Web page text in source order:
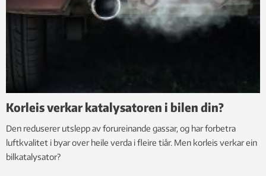
Korleis verkar katalysatoren i bilen din?
Den reduserer utslepp av forureinande gassar, og har forbetra
luftkvalitet i byar over heile verda i fleire tiår. Men korleis verkar ein
bilkatalysator?